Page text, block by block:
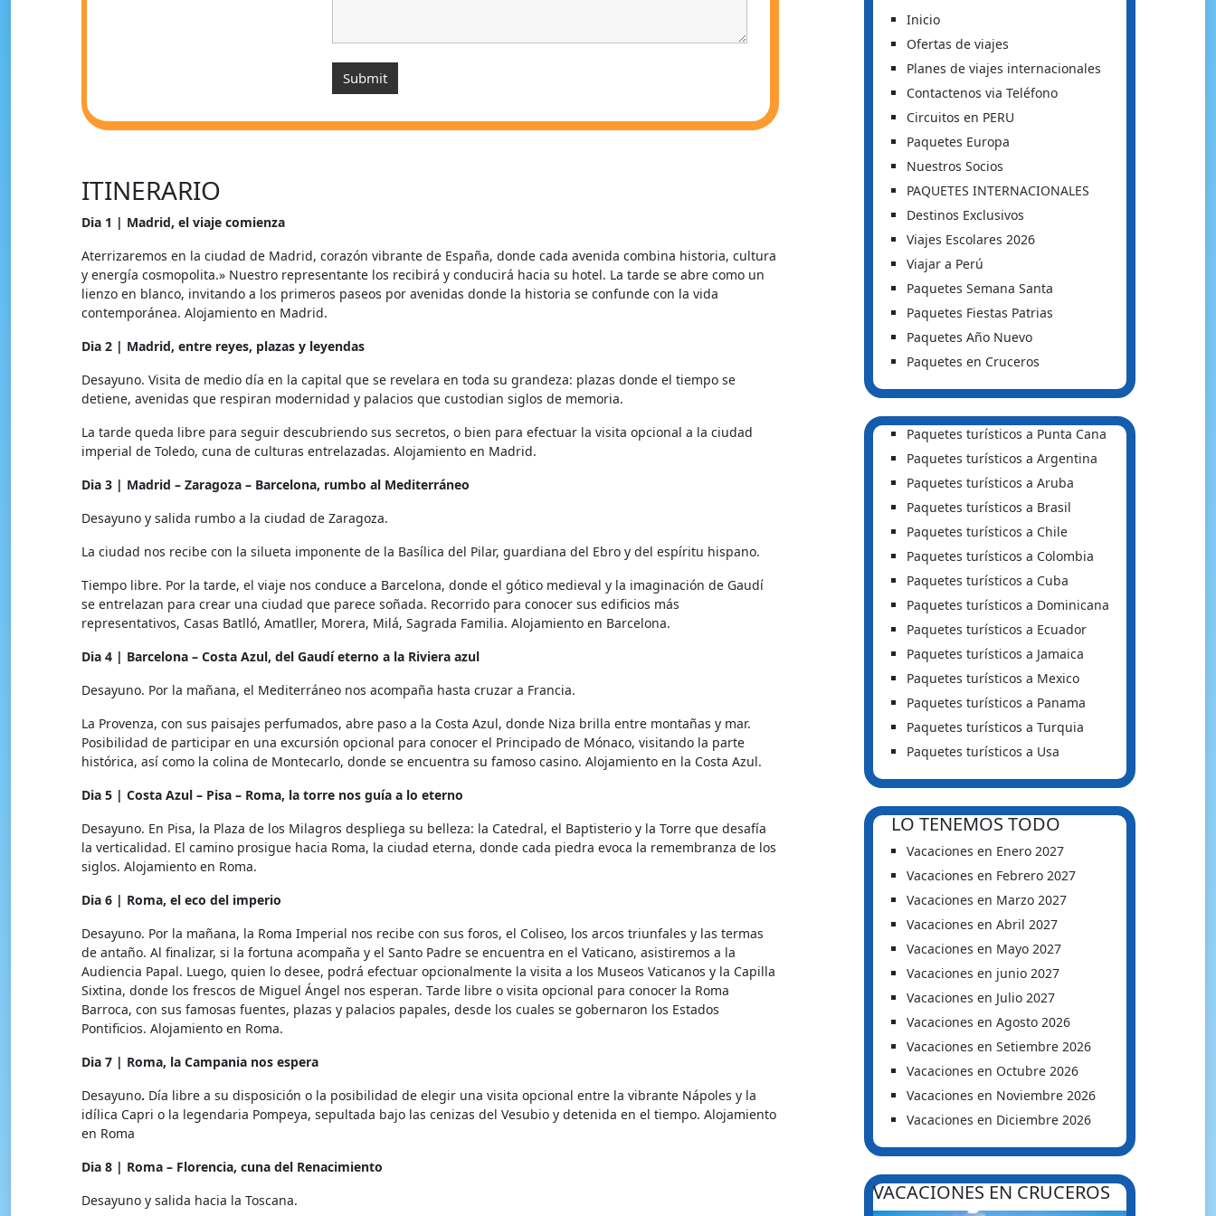
ITINERARIO
Dia 1 | Madrid, el viaje comienza
Aterrizaremos en la ciudad de Madrid, corazón vibrante de España, donde cada avenida combina historia, cultura
y energía cosmopolita.» Nuestro representante los recibirá y conducirá hacia su hotel. La tarde se abre como un
lienzo en blanco, invitando a los primeros paseos por avenidas donde la historia se confunde con la vida
contemporánea. Alojamiento en Madrid.
Dia 2 | Madrid, entre reyes, plazas y leyendas
Desayuno. Visita de medio día en la capital que se revelara en toda su grandeza: plazas donde el tiempo se
detiene, avenidas que respiran modernidad y palacios que custodian siglos de memoria.
La tarde queda libre para seguir descubriendo sus secretos, o bien para efectuar la visita opcional a la ciudad
imperial de Toledo, cuna de culturas entrelazadas. Alojamiento en Madrid.
Dia 3 | Madrid – Zaragoza – Barcelona, rumbo al Mediterráneo
Desayuno y salida rumbo a la ciudad de Zaragoza.
La ciudad nos recibe con la silueta imponente de la Basílica del Pilar, guardiana del Ebro y del espíritu hispano.
Tiempo libre. Por la tarde, el viaje nos conduce a Barcelona, donde el gótico medieval y la imaginación de Gaudí
se entrelazan para crear una ciudad que parece soñada. Recorrido para conocer sus edificios más
representativos, Casas Batlló, Amatller, Morera, Milá, Sagrada Familia. Alojamiento en Barcelona.
Dia 4 | Barcelona – Costa Azul, del Gaudí eterno a la Riviera azul
Desayuno. Por la mañana, el Mediterráneo nos acompaña hasta cruzar a Francia.
La Provenza, con sus paisajes perfumados, abre paso a la Costa Azul, donde Niza brilla entre montañas y mar.
Posibilidad de participar en una excursión opcional para conocer el Principado de Mónaco, visitando la parte
histórica, así como la colina de Montecarlo, donde se encuentra su famoso casino. Alojamiento en la Costa Azul.
Dia 5 | Costa Azul – Pisa – Roma, la torre nos guía a lo eterno
Desayuno. En Pisa, la Plaza de los Milagros despliega su belleza: la Catedral, el Baptisterio y la Torre que desafía
la verticalidad. El camino prosigue hacia Roma, la ciudad eterna, donde cada piedra evoca la remembranza de los
siglos. Alojamiento en Roma.
Dia 6 | Roma, el eco del imperio
Desayuno. Por la mañana, la Roma Imperial nos recibe con sus foros, el Coliseo, los arcos triunfales y las termas
de antaño. Al finalizar, si la fortuna acompaña y el Santo Padre se encuentra en el Vaticano, asistiremos a la
Audiencia Papal. Luego, quien lo desee, podrá efectuar opcionalmente la visita a los Museos Vaticanos y la Capilla
Sixtina, donde los frescos de Miguel Ángel nos esperan. Tarde libre o visita opcional para conocer la Roma
Barroca, con sus famosas fuentes, plazas y palacios papales, desde los cuales se gobernaron los Estados
Pontificios. Alojamiento en Roma.
Dia 7 | Roma, la Campania nos espera
Desayuno. Día libre a su disposición o la posibilidad de elegir una visita opcional entre la vibrante Nápoles y la
idílica Capri o la legendaria Pompeya, sepultada bajo las cenizas del Vesubio y detenida en el tiempo. Alojamiento
en Roma
Dia 8 | Roma – Florencia, cuna del Renacimiento
Desayuno y salida hacia la Toscana.
Inicio
Ofertas de viajes
Planes de viajes internacionales
Contactenos via Teléfono
Circuitos en PERU
Paquetes Europa
Nuestros Socios
PAQUETES INTERNACIONALES
Destinos Exclusivos
Viajes Escolares 2026
Viajar a Perú
Paquetes Semana Santa
Paquetes Fiestas Patrias
Paquetes Año Nuevo
Paquetes en Cruceros
Paquetes turísticos a Punta Cana
Paquetes turísticos a Argentina
Paquetes turísticos a Aruba
Paquetes turísticos a Brasil
Paquetes turísticos a Chile
Paquetes turísticos a Colombia
Paquetes turísticos a Cuba
Paquetes turísticos a Dominicana
Paquetes turísticos a Ecuador
Paquetes turísticos a Jamaica
Paquetes turísticos a Mexico
Paquetes turísticos a Panama
Paquetes turísticos a Turquia
Paquetes turísticos a Usa
LO TENEMOS TODO
Vacaciones en Enero 2027
Vacaciones en Febrero 2027
Vacaciones en Marzo 2027
Vacaciones en Abril 2027
Vacaciones en Mayo 2027
Vacaciones en junio 2027
Vacaciones en Julio 2027
Vacaciones en Agosto 2026
Vacaciones en Setiembre 2026
Vacaciones en Octubre 2026
Vacaciones en Noviembre 2026
Vacaciones en Diciembre 2026
VACACIONES EN CRUCEROS